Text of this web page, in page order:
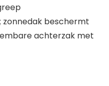
zonnedak beschermt
achterzak met